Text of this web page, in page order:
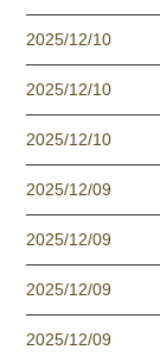
2025/12/10
2025/12/10
2025/12/10
2025/12/09
2025/12/09
2025/12/09
2025/12/09